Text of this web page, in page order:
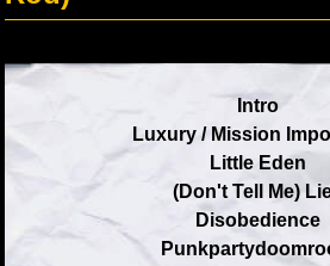
Intro
Luxury / Mission
Little Eden
(Don't Tell Me)
Disobedience